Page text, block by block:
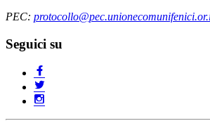
PEC:
Seguici su